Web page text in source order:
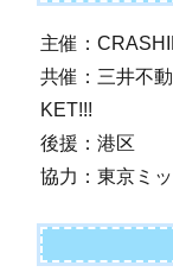
主催：
共催：三井不
KET!!!
後援：港区
協力：東京ミ